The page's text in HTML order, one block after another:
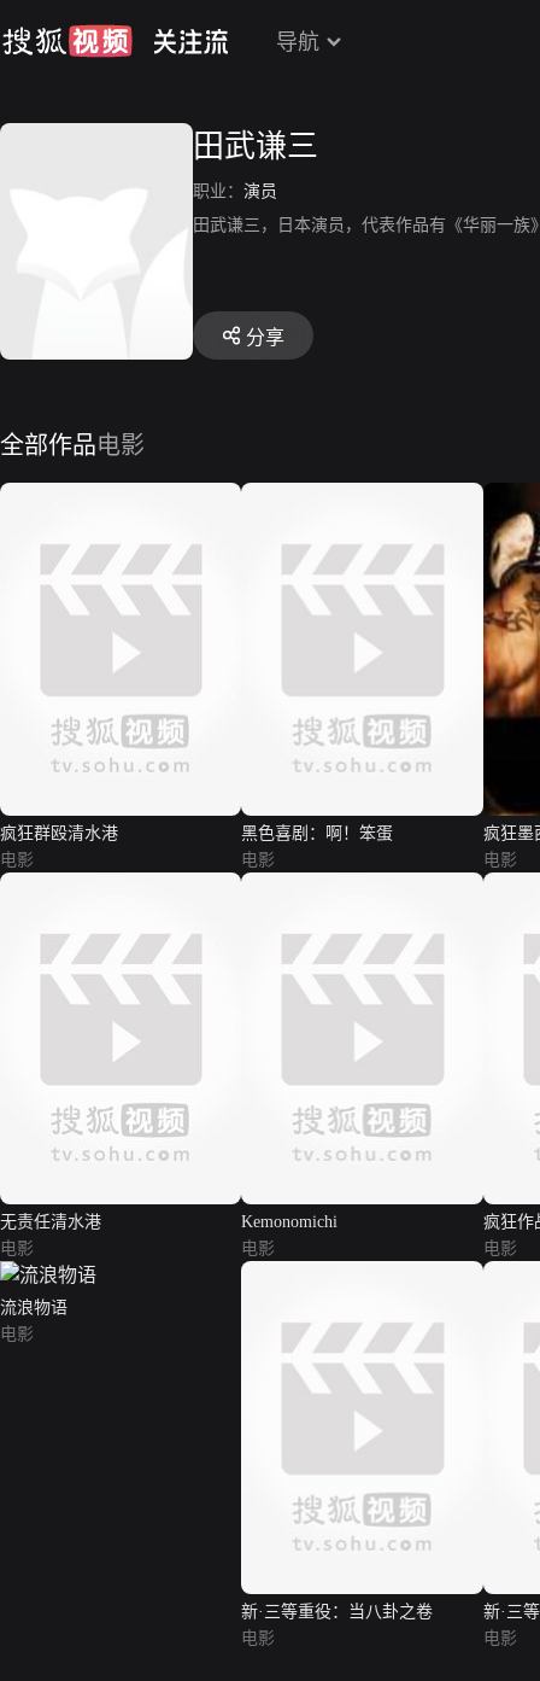
导航
田武谦三
职业： 演员
田武谦三，日本演员，代表作品有《华丽一
分享
全部作品电影
疯狂群殴清水港
电影
黑色喜剧：啊！笨蛋
电影
疯狂墨
电影
无责任清水港
电影
Kemonomichi
电影
疯狂作
电影
流浪物语
电影
新·三等重役：当八卦之卷
电影
新·三
之卷
电影